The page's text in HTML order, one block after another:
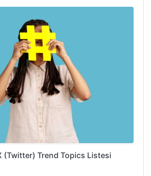
(Twitter) Trend Topics Listesi